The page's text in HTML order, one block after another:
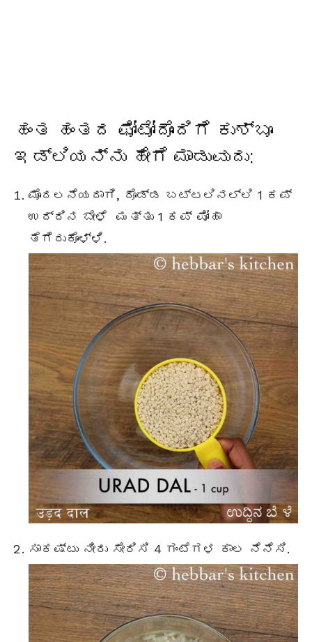
ಹಂತ ಹಂತದ ಫೋಟೋದೊಂದಿಗೆ ಕುಶ್ಬೂ
ಇಡ್ಲಿಯನ್ನು ಹೇಗೆ ಮಾಡುವುದು:
ಮೊದಲನೆಯದಾಗಿ, ದೊಡ್ಡ ಬಟ್ಟಲಿನಲ್ಲಿ 1 ಕಪ್
ಉದ್ದಿನ ಬೇಳೆ ಮತ್ತು 1 ಕಪ್ ಪೋಹಾ
ತೆಗೆದುಕೊಳ್ಳಿ.
ಸಾಕಷ್ಟು ನೀರು ಸೇರಿಸಿ 4 ಗಂಟೆಗಳ ಕಾಲ ನೆನೆಸಿ.